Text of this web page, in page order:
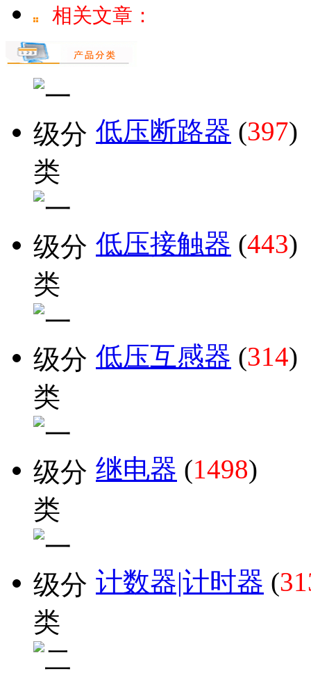
相关文章：
低压断路器 (397)
低压接触器 (443)
低压互感器 (314)
继电器 (1498)
计数器|计时器 (